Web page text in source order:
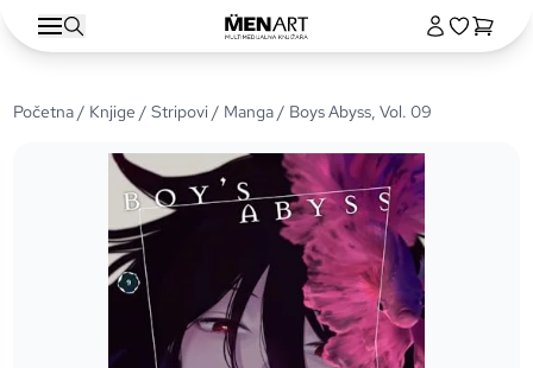
Početna/ Knjige /Stripovi/ Manga/ Boys Abyss, Vol. 09